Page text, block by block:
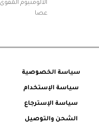
عصا
سياسة الخصوصية
سياسة الإستخدام
سياسة الإسترجاع
الشحن والتوصيل